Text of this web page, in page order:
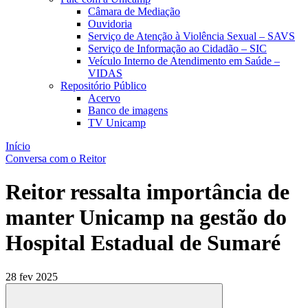
Câmara de Mediação
Ouvidoria
Serviço de Atenção à Violência Sexual – SAVS
Serviço de Informação ao Cidadão – SIC
Veículo Interno de Atendimento em Saúde –
VIDAS
Repositório Público
Acervo
Banco de imagens
TV Unicamp
Início
Conversa com o Reitor
Reitor ressalta importância de
manter Unicamp na gestão do
Hospital Estadual de Sumaré
28 fev 2025